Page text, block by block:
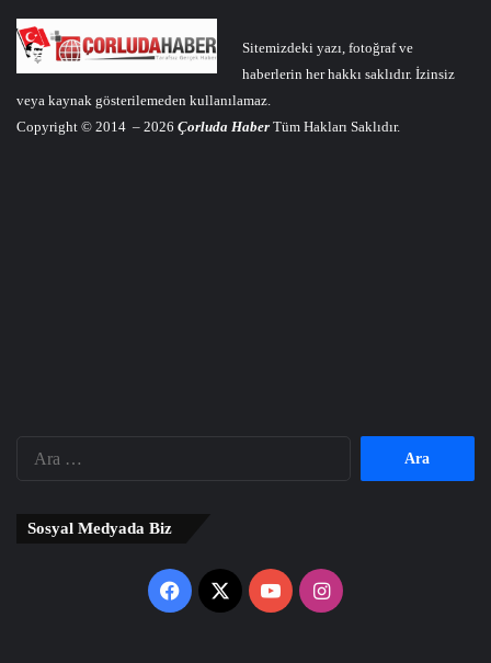
Sitemizdeki yazı, fotoğraf ve
haberlerin her hakkı saklıdır. İzinsiz
veya kaynak gösterilemeden kullanılamaz.
Copyright © 2014 – 2026 Çorluda Haber Tüm Hakları Saklıdır.
Sosyal Medyada Biz
Facebook
X YouTubeInstagram